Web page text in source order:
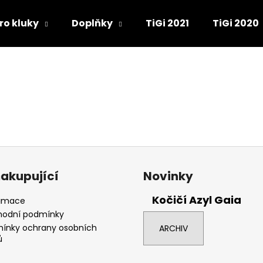
kluky Doplňky TiGi 2021 TiGi 2020
podmínky
ochrany osobních
Novinky
Kočičí Azyl Gaia
ARCHIV